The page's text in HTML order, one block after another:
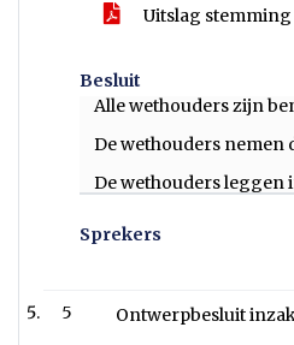
Uitslag
Besluit
Alle wethouders zijn
De wethouders nemen
De wethouders leggen
Sprekers
5
Ontwerpbesluit